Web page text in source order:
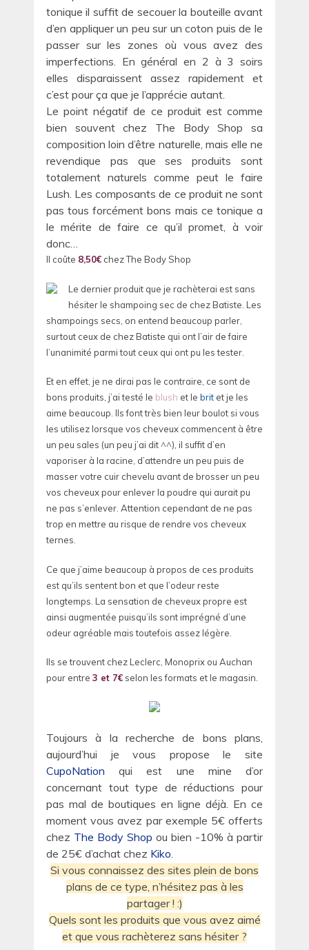
tonique il suffit de secouer la bouteille avant
d’en appliquer un peu sur un coton puis de le
passer sur les zones où vous avez des
imperfections. En général en 2 à 3 soirs
elles disparaissent assez rapidement et
c’est pour ça que je l’apprécie autant.
Le point négatif de ce produit est comme
bien souvent chez The Body Shop sa
composition loin d’être naturelle, mais elle ne
revendique pas que ses produits sont
totalement naturels comme peut le faire
Lush. Les composants de ce produit ne sont
pas tous forcément bons mais ce tonique a
le mérite de faire ce qu’il promet, à voir
donc…
Il coûte 8,50€ chez The Body Shop
Le dernier produit que je rachèterai est sans
hésiter le shampoing sec de chez Batiste. Les
shampoings secs, on entend beaucoup parler,
surtout ceux de chez Batiste qui ont l’air de faire
l’unanimité parmi tout ceux qui ont pu les tester.
Et en effet, je ne dirai pas le contraire, ce sont de
bons produits, j’ai testé le blush et le brit et je les
aime beaucoup. Ils font très bien leur boulot si vous
les utilisez lorsque vos cheveux commencent à être
un peu sales (un peu j’ai dit ^^), il suffit d’en
vaporiser à la racine, d’attendre un peu puis de
masser votre cuir chevelu avant de brosser un peu
vos cheveux pour enlever la poudre qui aurait pu
ne pas s’enlever. Attention cependant de ne pas
trop en mettre au risque de rendre vos cheveux
ternes.
Ce que j’aime beaucoup à propos de ces produits
est qu’ils sentent bon et que l’odeur reste
longtemps. La sensation de cheveux propre est
ainsi augmentée puisqu’ils sont imprégné d’une
odeur agréable mais toutefois assez légère.
Ils se trouvent chez Leclerc, Monoprix ou Auchan
pour entre 3 et 7€ selon les formats et le magasin.
Toujours à la recherche de bons plans,
aujourd’hui je vous propose le site
CupoNation qui est une mine d’or
concernant tout type de réductions pour
pas mal de boutiques en ligne déjà. En ce
moment vous avez par exemple 5€ offerts
chez The Body Shop ou bien -10% à partir
de 25€ d’achat chez Kiko.
Si vous connaissez des sites plein de bons
plans de ce type, n’hésitez pas à les
partager ! :)
Quels sont les produits que vous avez aimé
et que vous rachèterez sans hésiter ?